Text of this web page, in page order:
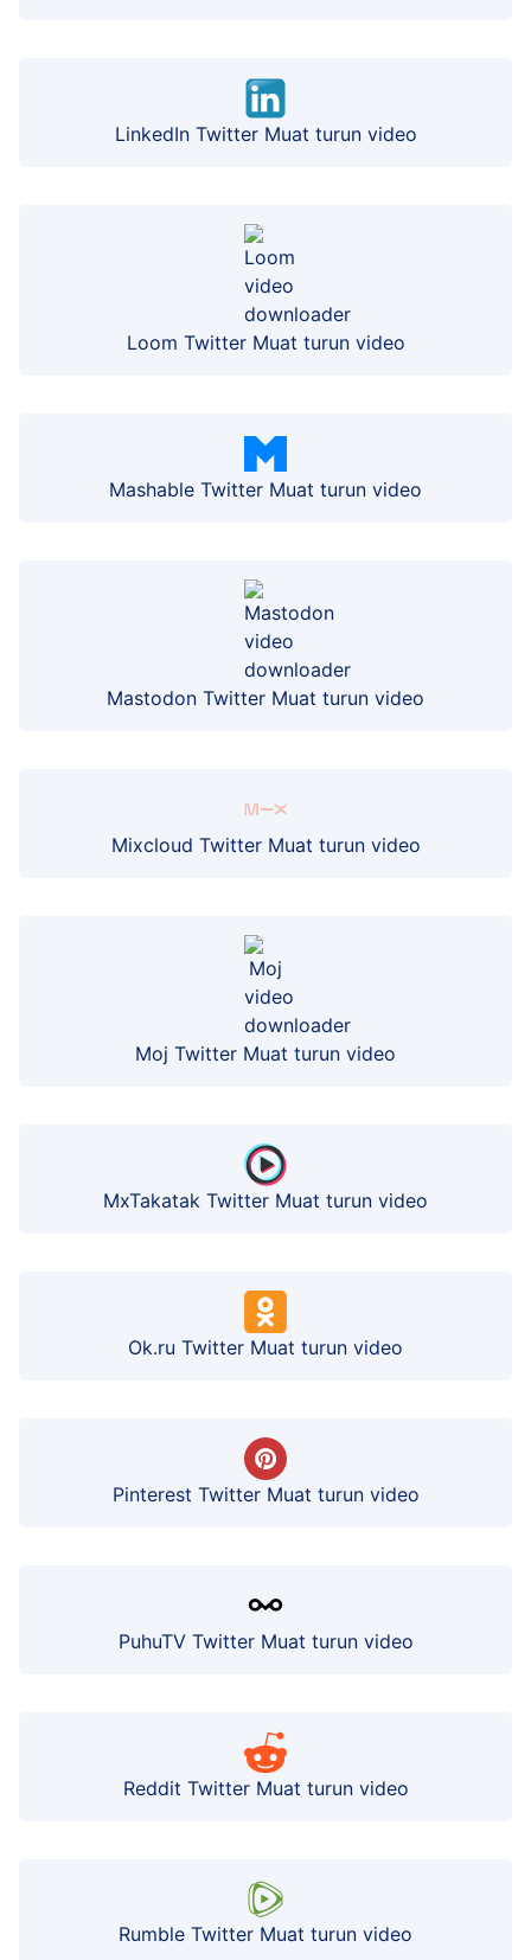
LinkedIn Twitter Muat turun video
Loom Twitter Muat turun video
Mashable Twitter Muat turun video
Mastodon Twitter Muat turun video
Mixcloud Twitter Muat turun video
Moj Twitter Muat turun video
MxTakatak Twitter Muat turun video
Ok.ru Twitter Muat turun video
Pinterest Twitter Muat turun video
PuhuTV Twitter Muat turun video
Reddit Twitter Muat turun video
Rumble Twitter Muat turun video